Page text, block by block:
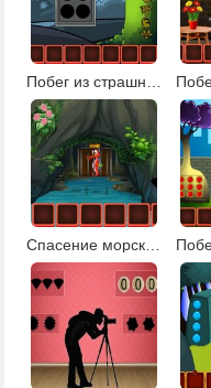
Спасение морского конька